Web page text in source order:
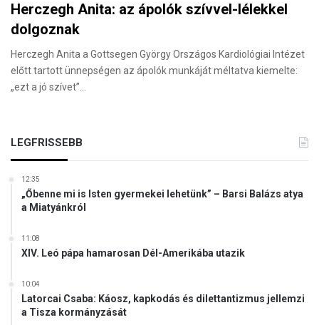
Herczegh Anita: az ápolók szívvel-lélekkel
dolgoznak
Herczegh Anita a Gottsegen György Országos Kardiológiai Intézet
előtt tartott ünnepségen az ápolók munkáját méltatva kiemelte:
„ezt a jó szívet”…
LEGFRISSEBB
12:35
„Őbenne mi is Isten gyermekei lehetünk” – Barsi Balázs atya
a Miatyánkról
11:08
XIV. Leó pápa hamarosan Dél-Amerikába utazik
10:04
Latorcai Csaba: Káosz, kapkodás és dilettantizmus jellemzi
a Tisza kormányzását